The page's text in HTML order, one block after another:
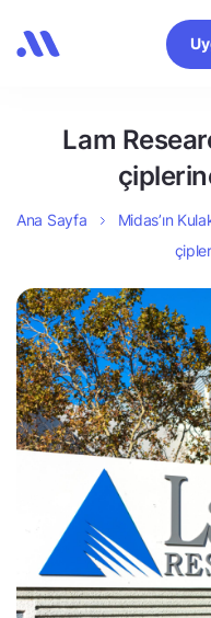
Lam
Ana Sayfa Midas’ın